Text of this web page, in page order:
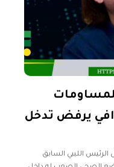
يرفض تدخل
الليبي السابق